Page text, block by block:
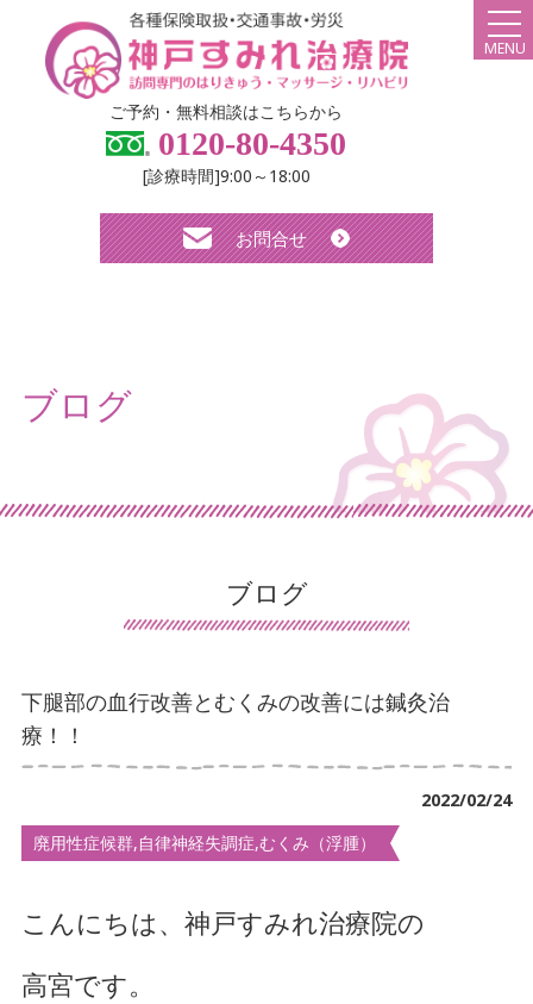
ご予約・無料相談はこちらから
0120-80-4350
[診療時間]9:00～18:00
お問合せ
MENU
弊社について
スタッフ紹介
診療メニュー・料金
求人について
ブログ
交通事故治療
鍼灸について
マッサージ・リハビリについて
訪問看護について
手足のしびれでお悩み
ブログ
ブログ
下腿部の血行改善とむくみの改善には鍼灸治
療！！
2022/02/24
廃用性症候群,自律神経失調症,むくみ（浮腫）
こんにちは、神戸すみれ治療院の
高宮です。